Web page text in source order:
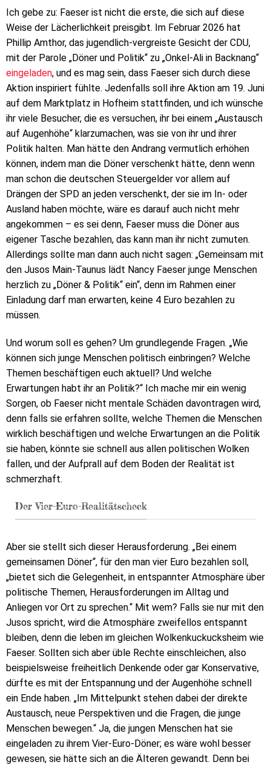
Ich gebe zu: Faeser ist nicht die erste, die sich auf diese
Weise der Lächerlichkeit preisgibt. Im Februar 2026 hat
Phillip Amthor, das jugendlich-vergreiste Gesicht der CDU,
mit der Parole „Döner und Politik“ zu „Onkel-Ali in Backnang“
eingeladen, und es mag sein, dass Faeser sich durch diese
Aktion inspiriert fühlte. Jedenfalls soll ihre Aktion am 19. Juni
auf dem Marktplatz in Hofheim stattfinden, und ich wünsche
ihr viele Besucher, die es versuchen, ihr bei einem „Austausch
auf Augenhöhe“ klarzumachen, was sie von ihr und ihrer
Politik halten. Man hätte den Andrang vermutlich erhöhen
können, indem man die Döner verschenkt hätte, denn wenn
man schon die deutschen Steuergelder vor allem auf
Drängen der SPD an jeden verschenkt, der sie im In- oder
Ausland haben möchte, wäre es darauf auch nicht mehr
angekommen – es sei denn, Faeser muss die Döner aus
eigener Tasche bezahlen, das kann man ihr nicht zumuten.
Allerdings sollte man dann auch nicht sagen: „Gemeinsam mit
den Jusos Main-Taunus lädt Nancy Faeser junge Menschen
herzlich zu „Döner & Politik“ ein“, denn im Rahmen einer
Einladung darf man erwarten, keine 4 Euro bezahlen zu
müssen.
Und worum soll es gehen? Um grundlegende Fragen. „Wie
können sich junge Menschen politisch einbringen? Welche
Themen beschäftigen euch aktuell? Und welche
Erwartungen habt ihr an Politik?“ Ich mache mir ein wenig
Sorgen, ob Faeser nicht mentale Schäden davontragen wird,
denn falls sie erfahren sollte, welche Themen die Menschen
wirklich beschäftigen und welche Erwartungen an die Politik
sie haben, könnte sie schnell aus allen politischen Wolken
fallen, und der Aufprall auf dem Boden der Realität ist
schmerzhaft.
Der Vier-Euro-Realitätscheck
Aber sie stellt sich dieser Herausforderung. „Bei einem
gemeinsamen Döner“, für den man vier Euro bezahlen soll,
„bietet sich die Gelegenheit, in entspannter Atmosphäre über
politische Themen, Herausforderungen im Alltag und
Anliegen vor Ort zu sprechen.“ Mit wem? Falls sie nur mit den
Jusos spricht, wird die Atmosphäre zweifellos entspannt
bleiben, denn die leben im gleichen Wolkenkuckucksheim wie
Faeser. Sollten sich aber üble Rechte einschleichen, also
beispielsweise freiheitlich Denkende oder gar Konservative,
dürfte es mit der Entspannung und der Augenhöhe schnell
ein Ende haben. „Im Mittelpunkt stehen dabei der direkte
Austausch, neue Perspektiven und die Fragen, die junge
Menschen bewegen.“ Ja, die jungen Menschen hat sie
eingeladen zu ihrem Vier-Euro-Döner; es wäre wohl besser
gewesen, sie hätte sich an die Älteren gewandt. Denn bei